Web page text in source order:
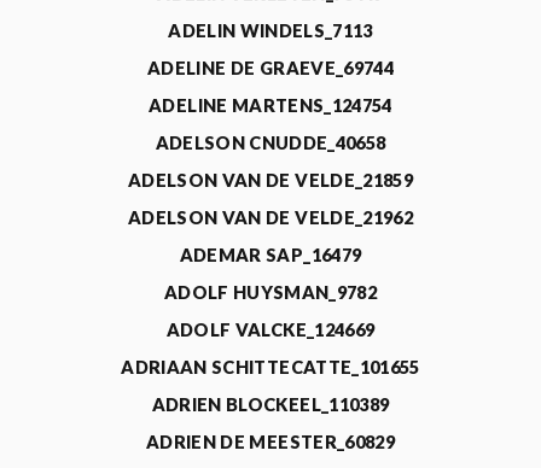
ADELIN WINDELS_7113
ADELINE DE GRAEVE_69744
ADELINE MARTENS_124754
ADELSON CNUDDE_40658
ADELSON VAN DE VELDE_21859
ADELSON VAN DE VELDE_21962
ADEMAR SAP_16479
ADOLF HUYSMAN_9782
ADOLF VALCKE_124669
ADRIAAN SCHITTECATTE_101655
ADRIEN BLOCKEEL_110389
ADRIEN DE MEESTER_60829